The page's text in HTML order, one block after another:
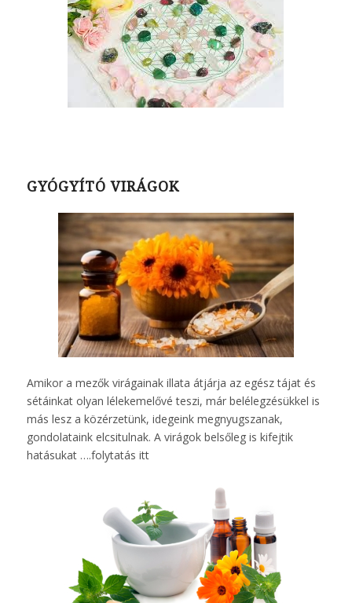
GYÓGYÍTÓ VIRÁGOK
Amikor a mezők virágainak illata átjárja az egész tájat és
sétáinkat olyan lélekemelővé teszi, már belélegzésükkel is
más lesz a közérzetünk, idegeink megnyugszanak,
gondolataink elcsitulnak. A virágok belsőleg is kifejtik
hatásukat ….folytatás itt